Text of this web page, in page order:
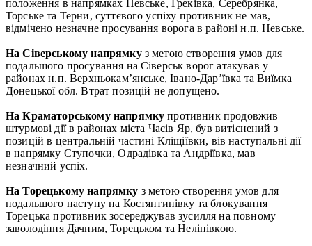
положення в напрямках Невське, Греківка, Серебрянка,
Торське та Терни, суттєвого успіху противник не мав,
відмічено незначне просування ворога в районі н.п. Невське.
На Сіверському напрямкуз метою створення умов для
подальшого просування на Сіверськ ворог атакував у
районах н.п. Верхньокам’янське, Івано-Дар’ївка та Виїмка
Донецької обл. Втрат позицій не допущено.
На Краматорському напрямку противник продовжив
штурмові дії в районах міста Часів Яр, був витіснений з
позицій в центральній частині Кліщіївки, вів наступальні дії
в напрямку Ступочки, Одрадівка та Андріївка, мав
незначний успіх.
На Торецькому напрямку з метою створення умов для
подальшого наступу на Костянтинівку та блокування
Торецька противник зосереджував зусилля на повному
заволодіння Дачним, Торецьком та Неліпівкою.